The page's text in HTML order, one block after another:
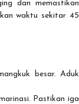
dan memastikan
waktu sekitar 45
besar. Aduk
Pastikan iga